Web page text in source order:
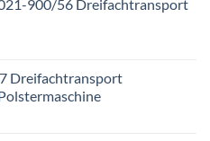
900/56 Dreifachtransport
Dreifachtransport